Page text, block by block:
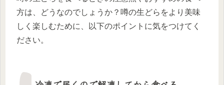
方は、どうなのでしょうか？噂の生どらをより美味
しく楽しむために、以下のポイントに気をつけてく
ださい。